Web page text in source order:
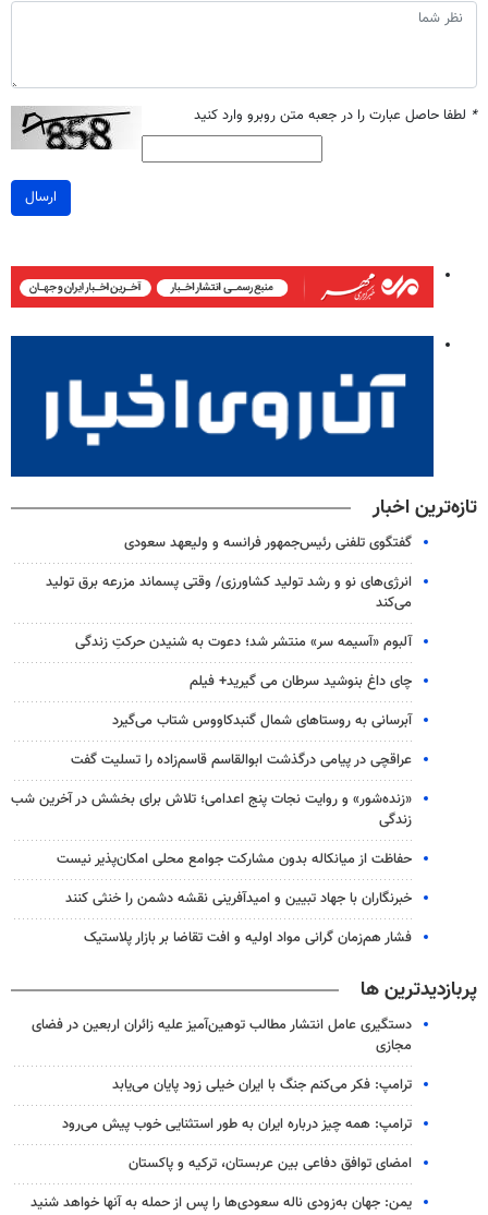
* لطفا حاصل عبارت را در جعبه متن روبرو وارد کنید
ارسال
تازه‌ترین اخبار
گفتگوی تلفنی رئیس‌جمهور فرانسه و ولیعهد سعودی
انرژی‌های نو و رشد تولید کشاورزی/ وقتی پسماند مزرعه‌ برق تولید
می‌کند
آلبوم «آسیمه سر» منتشر شد؛ دعوت به شنیدن حرکتِ زندگی
چای داغ بنوشید سرطان می گیرید+ فیلم
آبرسانی به روستاهای شمال گنبدکاووس شتاب می‌گیرد
عراقچی در پیامی درگذشت ابوالقاسم قاسم‌زاده را تسلیت گفت
«زنده‌شور» و روایت نجات پنج اعدامی؛ تلاش برای بخشش در آخرین شب
زندگی
حفاظت از میانکاله بدون مشارکت جوامع محلی امکان‌پذیر نیست
خبرنگاران با جهاد تبیین و امیدآفرینی نقشه دشمن را خنثی کنند
فشار هم‌زمان گرانی مواد اولیه و افت تقاضا بر بازار پلاستیک
پربازدیدترین ها
دستگیری عامل انتشار مطالب توهین‌آمیز علیه زائران اربعین در فضای
مجازی
ترامپ: فکر می‌کنم جنگ با ایران خیلی زود پایان می‌یابد
ترامپ: همه چیز درباره ایران به طور استثنایی خوب پیش می‌رود
امضای توافق دفاعی بین عربستان، ترکیه و پاکستان
یمن: جهان به‌زودی ناله سعودی‌ها را پس از حمله به آنها خواهد شنید